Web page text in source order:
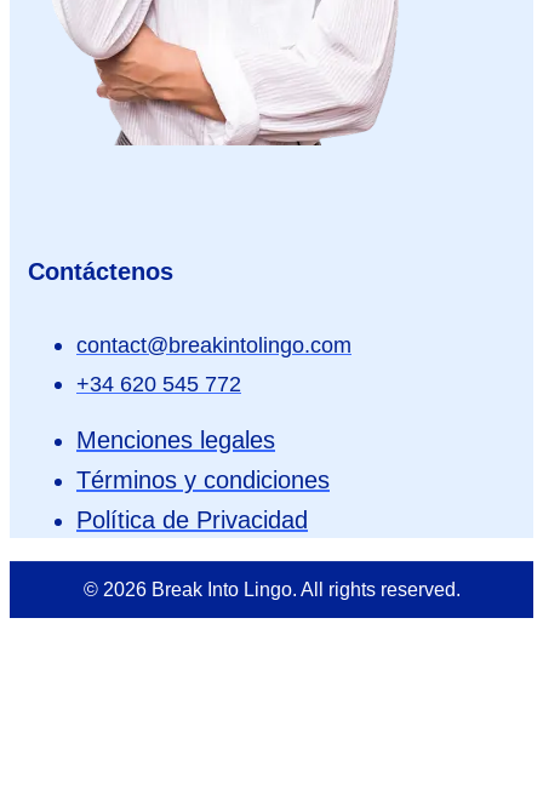
Contáctenos
contact@breakintolingo.com
+34 620 545 772
Menciones legales
Términos y condiciones
Política de Privacidad
© 2026 Break Into Lingo. All rights reserved.